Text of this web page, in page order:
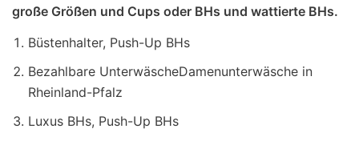
große Größen und Cups oder BHs und wattierte BHs.
Büstenhalter, Push-Up BHs
Bezahlbare UnterwäscheDamenunterwäsche in
Rheinland-Pfalz
Luxus BHs, Push-Up BHs